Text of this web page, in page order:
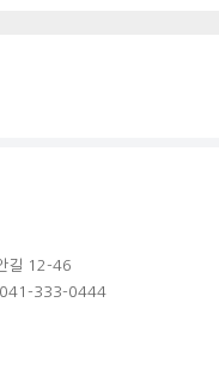
길 12-46
333-0444